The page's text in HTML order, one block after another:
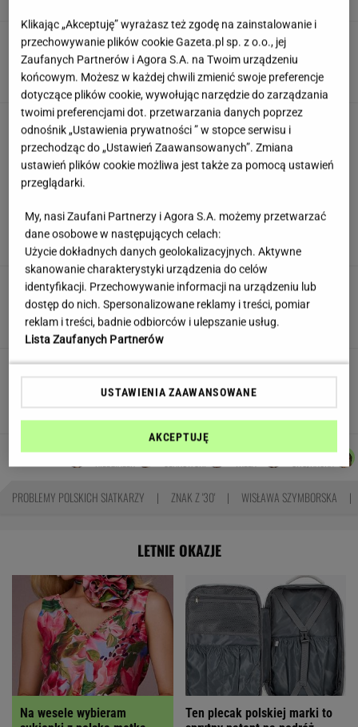
Anastazja Kuś mistrzynią świata! Historyczny
występ, brawo!
Quiz z ortografii dla prymusów. Sprawdź, czy
potrafisz zapisać te wyrazy
osobom z astygmatyzmem. Zwłaszcza latem
MATERIAŁ PROMOCYJNY
Uciekli z Warszawy do
Łomianek. Dziś mówią o jednym: korkach
SUBSKRYPCJA
Wzięli pod lupę wielką reformę Muska. Gdzie
się podziały miliardy oszczędności?
MARIA KORCZ
Autorzy:
AGNIESZKA
DOMINIK
MICHAŁ
JOANNA
PROBLEMY POLSKICH SIATKARZY ZNAK Z '30' WISŁAWA SZYMBORSKA
LETNIE OKAZJE
Na wesele wybieram
Ten plecak polskiej marki to
Klikając „Akceptuję” wyrażasz też zgodę na zainstalowanie i
przechowywanie plików cookie Gazeta.pl sp. z o.o., jej
Zaufanych Partnerów i Agora S.A. na Twoim urządzeniu
końcowym. Możesz w każdej chwili zmienić swoje preferencje
dotyczące plików cookie, wywołując narzędzie do zarządzania
twoimi preferencjami dot. przetwarzania danych poprzez
odnośnik „Ustawienia prywatności ” w stopce serwisu i
przechodząc do „Ustawień Zaawansowanych”. Zmiana
ustawień plików cookie możliwa jest także za pomocą ustawień
przeglądarki.
My, nasi Zaufani Partnerzy i Agora S.A. możemy przetwarzać
dane osobowe w następujących celach:
Użycie dokładnych danych geolokalizacyjnych. Aktywne
skanowanie charakterystyki urządzenia do celów
identyfikacji. Przechowywanie informacji na urządzeniu lub
dostęp do nich. Spersonalizowane reklamy i treści, pomiar
reklam i treści, badnie odbiorców i ulepszanie usług.
Lista Zaufanych Partnerów
USTAWIENIA ZAAWANSOWANE
AKCEPTUJĘ